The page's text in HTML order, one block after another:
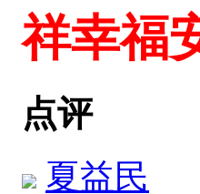
祥幸福
点评
夏益民